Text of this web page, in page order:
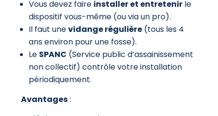
Vous devez faire installer et entretenirle
dispositif vous-même (ou via un pro).
Il faut unevidange régulière(tous les 4
ans environ pour une fosse).
Le SPANC (Service public d’assainissement
non collectif) contrôle votre installation
périodiquement.
Avantages: